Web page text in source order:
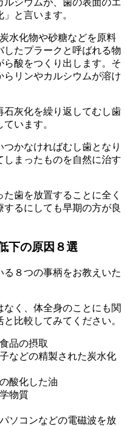
シウムが、歯の表面のエ
と言います。
水化物や砂糖などを原料
したプラークと呼ばれる物
酸をつくり出します。そ
リンやカルシウムが溶け
灰化を繰り返してむし歯
います。
かなければむし歯となり
しまったものを自然に治す
歯を放置することに全く
るにしても早期の方が良
下の原因８選
８つの事柄をお教えいた
く、体全身のことにも関
比較してみてください。
品の摂取
などの精製された炭水化
酸化した油
物質
ソコンなどの電磁波を放